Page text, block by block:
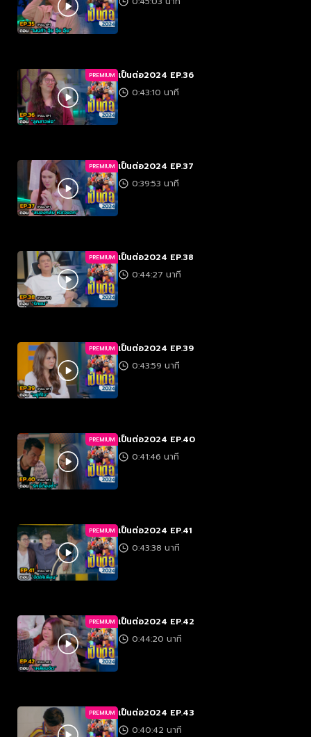
PREMIUM เป็นต่อ2024 EP.36
0:43:10 นาที
PREMIUM เป็นต่อ2024 EP.37
0:39:53 นาที
PREMIUM เป็นต่อ2024 EP.38
0:44:27 นาที
PREMIUM เป็นต่อ2024 EP.39
0:43:59 นาที
PREMIUM เป็นต่อ2024 EP.40
0:41:46 นาที
PREMIUM เป็นต่อ2024 EP.41
0:43:38 นาที
PREMIUM เป็นต่อ2024 EP.42
0:44:20 นาที
PREMIUM เป็นต่อ2024 EP.43
0:40:42 นาที